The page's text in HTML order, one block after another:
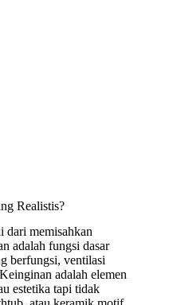
Realistis?
dari memisahkan
adalah fungsi dasar
berfungsi, ventilasi
adalah elemen
estetika tapi tidak